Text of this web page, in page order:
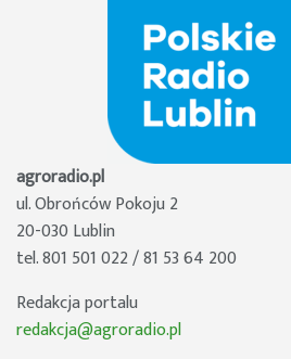
agroradio.pl
ul. Obrońców Pokoju 2
20-030 Lublin
tel. 801 501 022 / 81 53 64 200
Redakcja portalu
redakcja@agroradio.pl